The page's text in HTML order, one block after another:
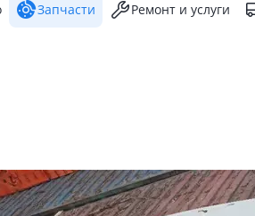
Запчасти Ремонт и услуги